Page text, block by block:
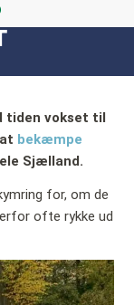
tiden vokset til
bekæmpe
Sjælland.
for, om de
ofte rykke ud